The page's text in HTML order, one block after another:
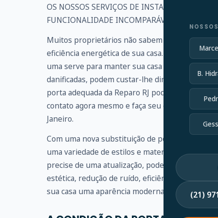
B.
(21)
OS NOSSOS SERVIÇOS DE INSTALAÇÃO DE
FUNCIONALIDADE INCOMPARÁVEIS
Muitos proprietários não sabem a importância
eficiência energética de sua casa. Seja a porta
uma serve para manter sua casa protegida. Se
danificadas, podem custar-lhe dinheiro e
porta adequada da Reparo RJ pode fornecer
contato agora mesmo e faça seu orçamento,
Janeiro.
Com uma nova substituição de porta, você
uma variedade de estilos e materiais de porta
precise de uma atualização, podemos ajudar.
estética, redução de ruído, eficiência
sua casa uma aparência moderna, tradicional,